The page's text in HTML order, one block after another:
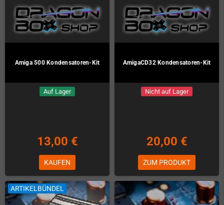
Amiga 500 Kondensatoren-Kit
Auf Lager
13,00 €
KAUFEN
AmigaCD32 Kondensatoren-Kit
Nicht auf Lager
20,00 €
ZUM PRODUKT
ARTIKELBÜNDEL